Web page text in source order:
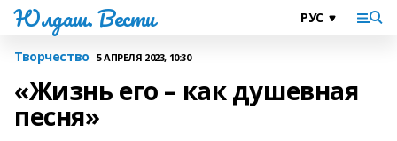
Юлдаш. Вести
Творчество 5 АПРЕЛЯ 2023, 10:30
«Жизнь его – как душевная
песня»